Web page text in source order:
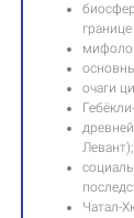
очаги
Левант);
Чатал-